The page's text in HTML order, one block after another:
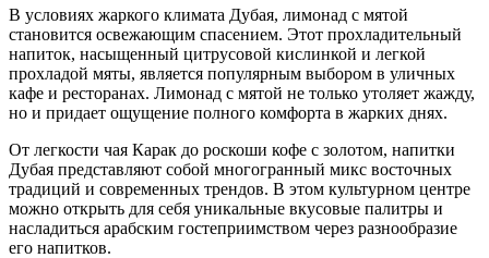
В условиях жаркого климата Дубая, лимонад с мятой
становится освежающим спасением. Этот прохладительный
напиток, насыщенный цитрусовой кислинкой и легкой
прохладой мяты, является популярным выбором в уличных
кафе и ресторанах. Лимонад с мятой не только утоляет жажду,
но и придает ощущение полного комфорта в жарких днях.
От легкости чая Карак до роскоши кофе с золотом, напитки
Дубая представляют собой многогранный микс восточных
традиций и современных трендов. В этом культурном центре
можно открыть для себя уникальные вкусовые палитры и
насладиться арабским гостеприимством через разнообразие
его напитков.